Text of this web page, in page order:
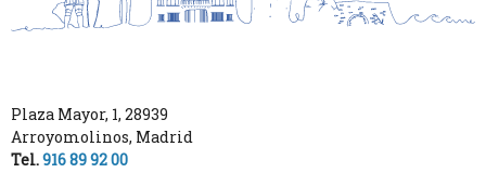
Plaza Mayor, 1, 28939
Arroyomolinos, Madrid
Tel.916 89 92 00